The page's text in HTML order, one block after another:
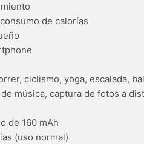
de calorías
ciclismo, yoga, escalada,
música, captura de fotos a
de 160 mAh
(uso normal)